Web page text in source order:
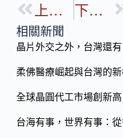
b
o
k
p
Li
n
k
上一篇 下一篇
相關新聞
晶片外交之外，台灣還
柔佛醫療崛起與台灣的
全球晶圓代工市場創新
台海有事，世界有事：